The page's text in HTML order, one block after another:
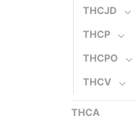
THCJD
THCP
THCPO
THCV
THCA